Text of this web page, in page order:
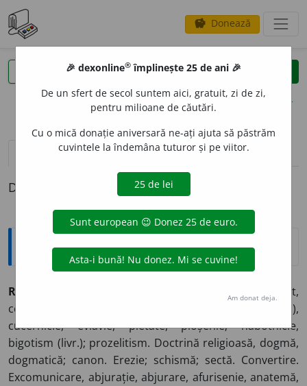
savings Donează
clear
opțiuni
definiții (1) pronunțievolume_up (50)
Definiția cu ID-ul 965389:
Sinonime
RELIGIE.
Religie, credință, lege, cult, rit,
confesiune. Religiozitate, misticism, devoțiune (livr.),
cucernicie, evlavie, pietate, pioșenie; habotnicie,
bigotism (livr.); prozelitism. Doctrină religioasă, dogmă,
dogmatică; canon. Erezie; schismă; sectă. Convertire.
Excomunicare, abjurație, abjurare, afurisenie, anatemă,
🎉 dexonline® împlinește 25 de ani 🎉
De un sfert de secol suntem aici, gratuit, zi de zi,
pentru milioane de căutări.
Cu o mică donație aniversară ne-ați ajuta să păstrăm
cuvintele la îndemâna tuturor și pe viitor.
Am donat deja.